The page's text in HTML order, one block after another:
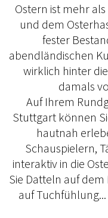
Ostern ist mehr
und dem
fester
abendländischen
wirklich hinter
damals
Auf Ihrem
Stuttgart können
hautnah
Schauspielern,
interaktiv in die
Sie Datteln auf
auf